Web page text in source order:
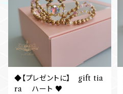
◆【プレゼントに】 gift tia
ra ハート ♥️